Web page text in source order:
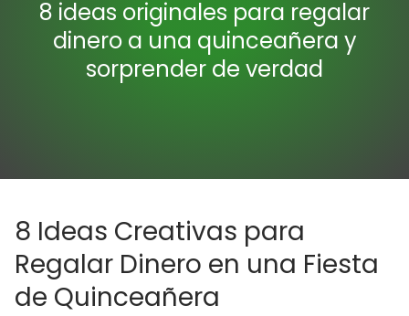
8 ideas originales para regalar
dinero a una quinceañera y
sorprender de verdad
8 Ideas Creativas para
Regalar Dinero en una Fiesta
de Quinceañera